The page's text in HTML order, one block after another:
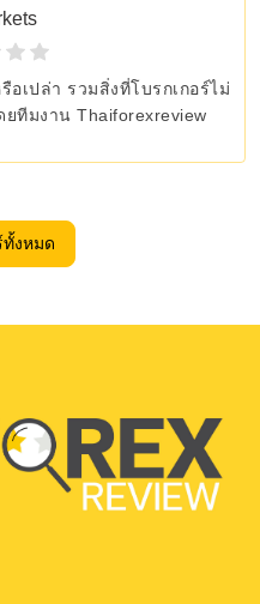
อเปล่า รวมสิ่งที่โบรกเกอร์ไม่
ทีมงาน Thaiforexreview
ทั้งหมด